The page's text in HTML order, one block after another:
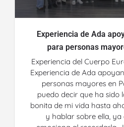
Experiencia de Ada
para personas
Experiencia del Cuerpo
Experiencia de Ada
personas mayores en
puedo decir que ha sido
bonita de mi vida hasta
y hablar sobre ella,